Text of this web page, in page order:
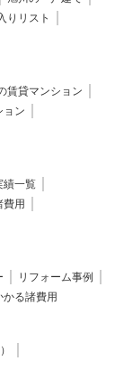
りリスト
賃貸マンション
ョン
績一覧
費用
リフォーム事例
る諸費用